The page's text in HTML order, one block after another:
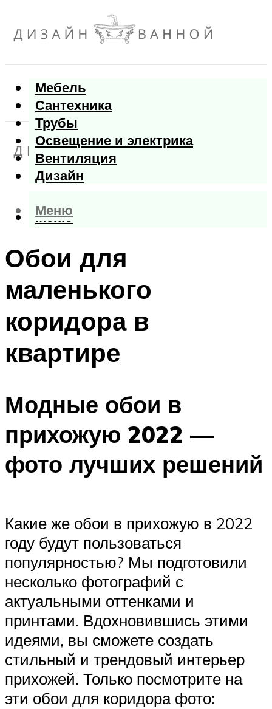
Мебель
Сантехника
Трубы
Освещение и электрика
Вентиляция
Дизайн
Меню
Меню
Обои для
маленького
коридора в
квартире
Модные обои в
прихожую 2022 —
фото лучших решений
Какие же обои в прихожую в 2022
году будут пользоваться
популярностью? Мы подготовили
несколько фотографий с
актуальными оттенками и
принтами. Вдохновившись этими
идеями, вы сможете создать
стильный и трендовый интерьер
прихожей. Только посмотрите на
эти обои для коридора фото: